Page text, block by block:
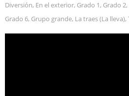
Diversión, En el exterior, Grado 1, Grado 2,
Grado 6, Grupo grande, La traes (La lleva),